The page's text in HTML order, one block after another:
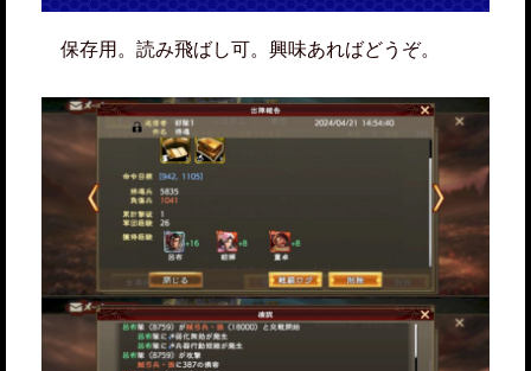
保存用。読み飛ばし可。興味あればどうぞ。